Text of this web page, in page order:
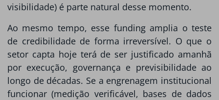
visibilidade) é parte natural desse momento.
Ao mesmo tempo, esse funding amplia o teste
de credibilidade de forma irreversível. O que o
setor capta hoje terá de ser justificado amanhã
por execução, governança e previsibilidade ao
longo de décadas. Se a engrenagem institucional
funcionar (medição verificável, bases de dados